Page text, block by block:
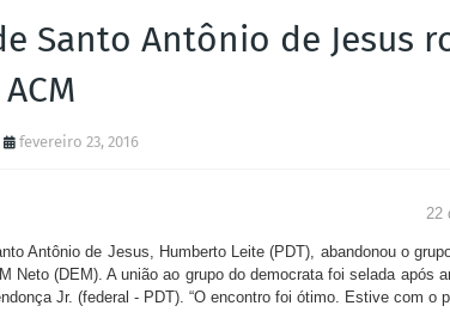
Santo Antônio de Jesus
fevereiro 23, 2016
22
Antônio de Jesus, Humberto Leite (PDT), abandonou o
Neto (DEM). A união ao grupo do democrata foi selada após
Jr. (federal - PDT). “O encontro foi ótimo. Estive com o